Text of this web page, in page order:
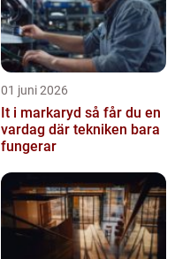
01 juni 2026
It i markaryd så får du en
vardag där tekniken bara
fungerar